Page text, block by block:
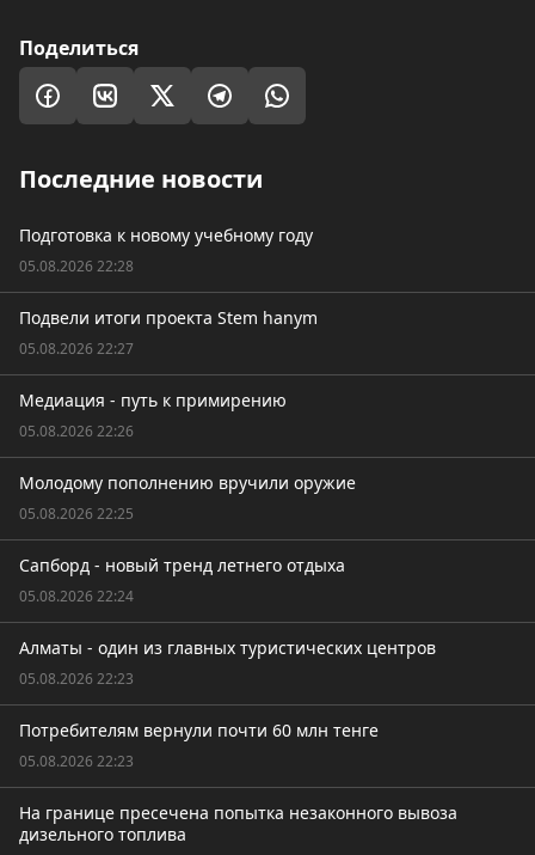
Поделиться
Последние новости
Подготовка к новому учебному году
05.08.2026 22:28
Подвели итоги проекта Stem hanym
05.08.2026 22:27
Медиация - путь к примирению
05.08.2026 22:26
Молодому пополнению вручили оружие
05.08.2026 22:25
Сапборд - новый тренд летнего отдыха
05.08.2026 22:24
Алматы - один из главных туристических центров
05.08.2026 22:23
Потребителям вернули почти 60 млн тенге
05.08.2026 22:23
На границе пресечена попытка незаконного вывоза
дизельного топлива